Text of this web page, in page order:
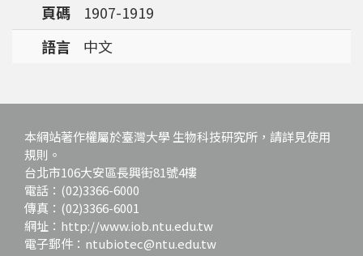
頁碼
1907-1919
語言
中文
本網站著作權屬於臺灣大學 生物科技研究所，請詳見使用
規則。
台北市106大安區長興街81號4樓
電話：(02)3366-6000
傳真：(02)3366-6001
網址：http://www.iob.ntu.edu.tw
電子郵件：ntubiotec@ntu.edu.tw